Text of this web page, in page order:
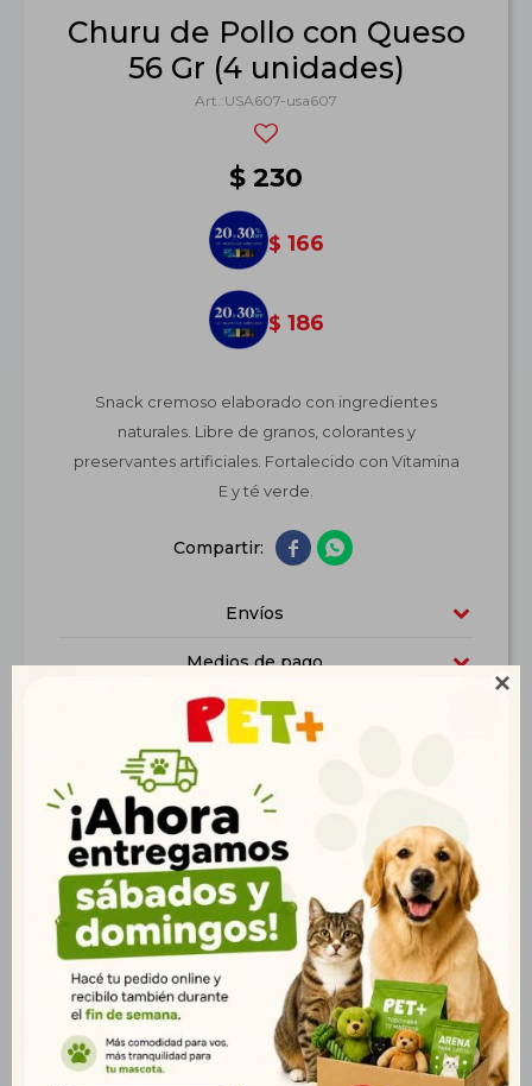

Churu de Pollo con Queso
56 Gr (4 unidades)
USA607-usa607
$ 230
$ 166
$ 186
Snack cremoso elaborado con ingredientes
naturales. Libre de granos, colorantes y
preservantes artificiales. Fortalecido con Vitamina
E y té verde.
 
Envíos
Medios de pago
Características
Productos que te pueden interesar